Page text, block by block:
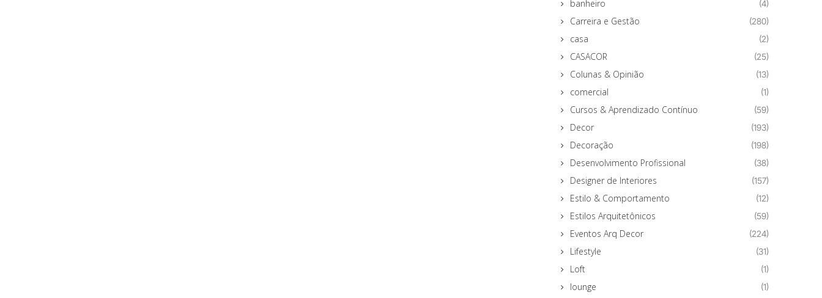
banheiro (4)
Carreira e Gestão (280)
casa (2)
CASACOR (25)
Colunas & Opinião (13)
comercial (1)
Cursos & Aprendizado Contínuo (59)
Decor (193)
Decoração (198)
Desenvolvimento Profissional (38)
Designer de Interiores (157)
Estilo & Comportamento (12)
Estilos Arquitetônicos (59)
Eventos Arq Decor (224)
Lifestyle (31)
Loft (1)
lounge (1)